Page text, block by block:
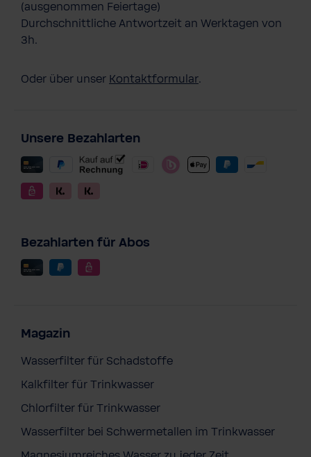
AQA life
(ausgenommen Feiertage)
Durchschnittliche Antwortzeit an Werktagen von
3h.
Oder über unser Kontaktformular.
Unsere Bezahlarten
Bezahlarten für Abos
Magazin
Wasserfilter für Schadstoffe
Kalkfilter für Trinkwasser
Chlorfilter für Trinkwasser
Wasserfilter bei Schwermetallen im Trinkwasser